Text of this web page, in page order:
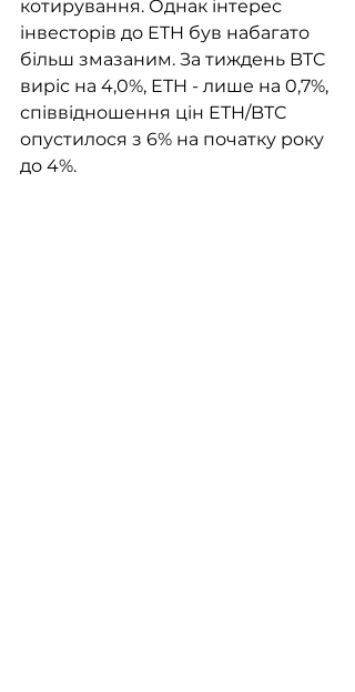
котирування. Однак інтерес
інвесторів до ETH був набагато
більш змазаним. За тиждень BTC
виріс на 4,0%, ETH - лише на 0,7%,
співвідношення цін ETH/BTC
опустилося з 6% на початку року
до 4%.